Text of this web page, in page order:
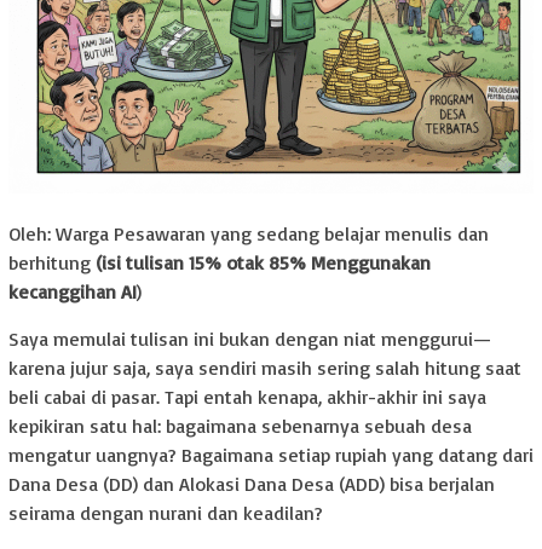
Oleh: Warga Pesawaran yang sedang belajar menulis dan
berhitung (isi tulisan 15% otak 85% Menggunakan
kecanggihan AI)
Saya memulai tulisan ini bukan dengan niat menggurui—
karena jujur saja, saya sendiri masih sering salah hitung saat
beli cabai di pasar. Tapi entah kenapa, akhir-akhir ini saya
kepikiran satu hal: bagaimana sebenarnya sebuah desa
mengatur uangnya? Bagaimana setiap rupiah yang datang dari
Dana Desa (DD) dan Alokasi Dana Desa (ADD) bisa berjalan
seirama dengan nurani dan keadilan?